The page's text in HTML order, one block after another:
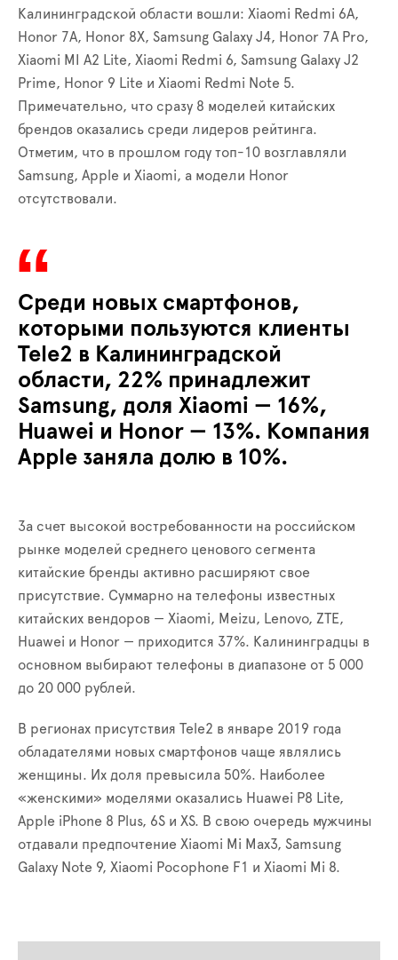
Калининградской области вошли: Xiaomi Redmi 6A,
Honor 7А, Honor 8X, Samsung Galaxy J4, Honor 7A Pro,
Xiaomi MI A2 Lite, Xiaomi Redmi 6, Samsung Galaxy J2
Prime, Honor 9 Lite и Xiaomi Redmi Note 5.
Примечательно, что сразу 8 моделей китайских
брендов оказались среди лидеров рейтинга.
Отметим, что в прошлом году топ-10 возглавляли
Samsung, Apple и Xiaomi, а модели Honor
отсутствовали.
Среди новых смартфонов,
которыми пользуются клиенты
Tele2 в Калининградской
области, 22% принадлежит
Samsung, доля Xiaomi — 16%,
Huawei и Honor — 13%. Компания
Apple заняла долю в 10%.
За счет высокой востребованности на российском
рынке моделей среднего ценового сегмента
китайские бренды активно расширяют свое
присутствие. Суммарно на телефоны известных
китайских вендоров — Xiaomi, Meizu, Lenovo, ZTE,
Huawei и Honor — приходится 37%. Калининградцы в
основном выбирают телефоны в диапазоне от 5 000
до 20 000 рублей.
В регионах присутствия Tele2 в январе 2019 года
обладателями новых смартфонов чаще являлись
женщины. Их доля превысила 50%. Наиболее
«женскими» моделями оказались Huawei P8 Lite,
Apple iPhone 8 Plus, 6S и XS. В свою очередь мужчины
отдавали предпочтение Xiaomi Mi Max3, Samsung
Galaxy Note 9, Xiaomi Pocophone F1 и Xiaomi Mi 8.